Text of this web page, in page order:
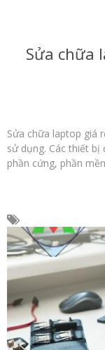
Sửa chữa
Sửa chữa laptop giá
sử dụng. Các thiết
phần cứng, phần